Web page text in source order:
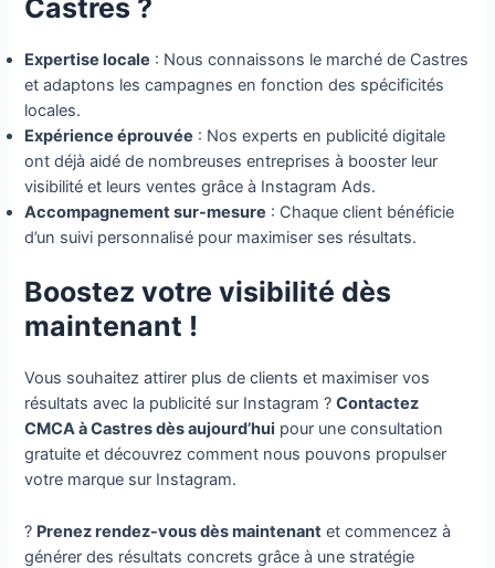
Castres ?
Expertise locale : Nous connaissons le marché de Castres
et adaptons les campagnes en fonction des spécificités
locales.
Expérience éprouvée : Nos experts en publicité digitale
ont déjà aidé de nombreuses entreprises à booster leur
visibilité et leurs ventes grâce à Instagram Ads.
Accompagnement sur-mesure : Chaque client bénéficie
d’un suivi personnalisé pour maximiser ses résultats.
Boostez votre visibilité dès
maintenant !
Vous souhaitez attirer plus de clients et maximiser vos
résultats avec la publicité sur Instagram ?Contactez
CMCA à Castres dès aujourd’hui pour une consultation
gratuite et découvrez comment nous pouvons propulser
votre marque sur Instagram.
? Prenez rendez-vous dès maintenant et commencez à
générer des résultats concrets grâce à une stratégie